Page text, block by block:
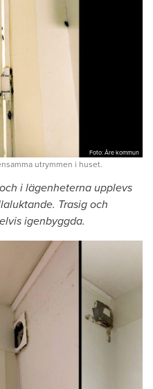
Foto: Åre kommun
utrymmen i huset.
i lägenheterna upplevs
Trasig och
igenbyggda.